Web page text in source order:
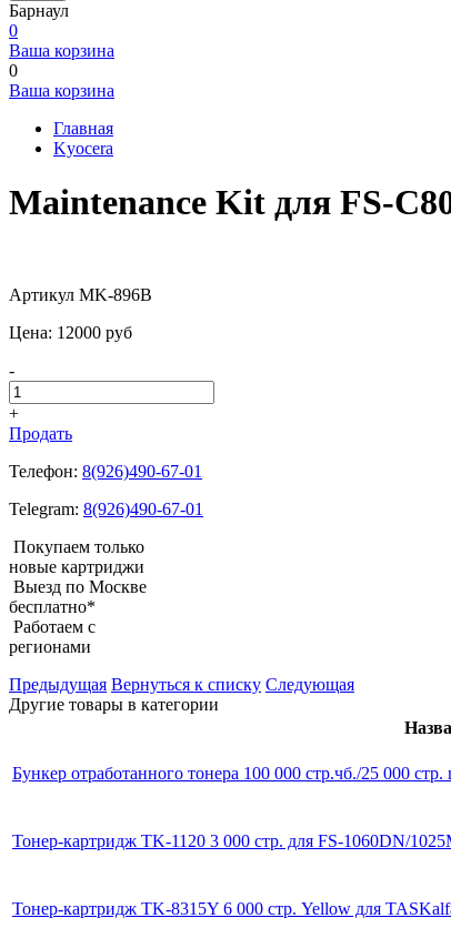
Барнаул
0
Ваша корзина
0
Ваша корзина
Главная
Kyocera
Maintenance Kit для FS-
Артикул MK-896B
Цена: 12000 pуб
-
+
Продать
Телефон: 8(926)490-67-01
Telegram: 8(926)490-67-01
Покупаем только
новые картриджи
Выезд по Москве
бесплатно*
Работаем с
регионами
Предыдущая Вернуться к списку Следующая
Другие товары в категории
Бункер отработанного тонера 100 000 стр.чб./25 000
Тонер-картридж TK-1120 3 000 стр. для FS-1060DN/
Тонер-картридж TK-8315Y 6 000 стр. Yellow для